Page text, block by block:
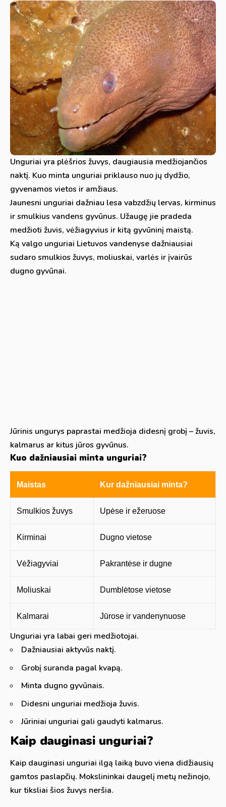
Unguriai yra plėšrios žuvys, daugiausia medžiojančios
naktį. Kuo minta unguriai priklauso nuo jų dydžio,
gyvenamos vietos ir amžiaus.
Jaunesni unguriai dažniau lesa vabzdžių lervas, kirminus
ir smulkius vandens gyvūnus. Užaugę jie pradeda
medžioti žuvis, vėžiagyvius ir kitą gyvūninį maistą.
Ką valgo unguriai Lietuvos vandenyse dažniausiai
sudaro smulkios žuvys, moliuskai, varlės ir įvairūs
dugno gyvūnai.
Jūrinis ungurys paprastai medžioja didesnį grobį – žuvis,
kalmarus ar kitus jūros gyvūnus.
Kuo dažniausiai minta unguriai?
Maistas Kur dažniausiai minta?
Smulkios žuvys Upėse ir ežeruose
Kirminai Dugno vietose
Vėžiagyviai Pakrantėse ir dugne
Moliuskai Dumblėtose vietose
Kalmarai Jūrose ir vandenynuose
Unguriai yra labai geri medžiotojai.
Dažniausiai aktyvūs naktį.
Grobį suranda pagal kvapą.
Minta dugno gyvūnais.
Didesni unguriai medžioja žuvis.
Jūriniai unguriai gali gaudyti kalmarus.
Kaip dauginasi unguriai?
Kaip dauginasi unguriai ilgą laiką buvo viena didžiausių
gamtos paslapčių. Mokslininkai daugelį metų nežinojo,
kur tiksliai šios žuvys neršia.